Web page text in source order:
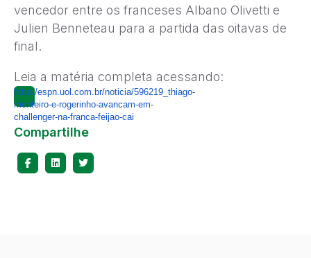
vencedor entre os franceses Albano Olivetti e
Julien Benneteau para a partida das oitavas de
final.
Leia a matéria completa acessando:
http://espn.uol.com.br/noticia/596219_thiago-
monteiro-e-rogerinho-avancam-em-
challenger-na-franca-feijao-cai
Compartilhe